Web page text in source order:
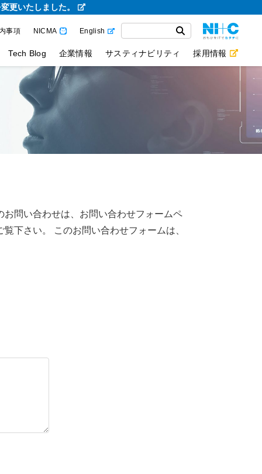
更いたしました。
事項 NICMA English
Tech Blog 企業情報 サスティナビリティ 採用情報
問い合わせは、お問い合わせフォームペ
下さい。 このお問い合わせフォームは、